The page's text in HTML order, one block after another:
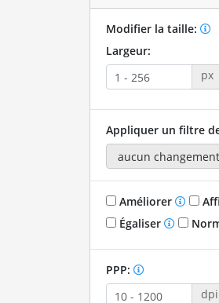
Modifier la taille:
Largeur:
px
Appliquer un filtre
Améliorer
Égaliser
PPP:
dpi